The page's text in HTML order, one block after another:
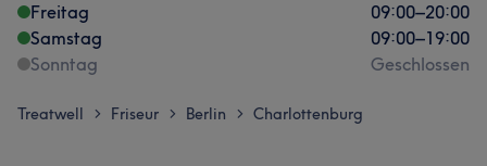
Freitag
09:00–20:00
Samstag
09:00–19:00
Sonntag
Geschlossen
Treatwell > Friseur > Berlin > Charlottenburg